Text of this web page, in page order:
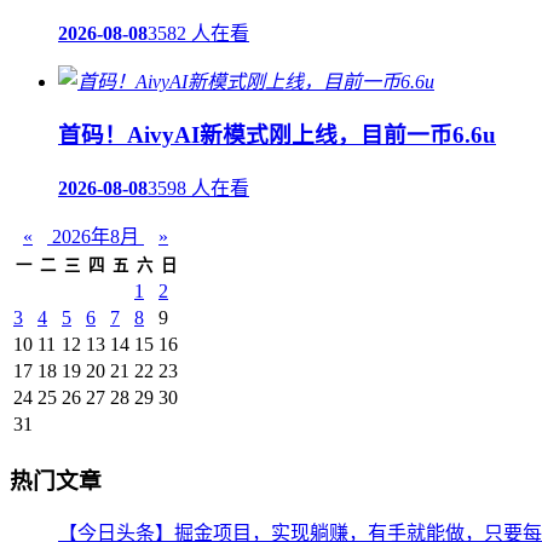
2026-08-083582 人在看
首码！AivyAI新模式刚上线，目前一币6.6u
2026-08-083598 人在看
« 2026年8月 »
一 二 三 四 五 六 日
1
2
3
4 5 6 7 8
9
10 11 12 13 14 15 16
17 18 19 20 21 22 23
24 25 26 27 28 29 30
31
热门文章
【今日头条】掘金项目，实现躺赚，有手就能做，只要